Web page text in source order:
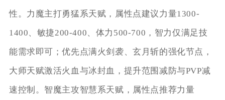
性。力魔主打勇猛系天赋，属性点建议力量1300-
1400、敏捷200-400、体力500-700，智力仅满足技
能需求即可；优先点满火剑袭、玄月斩的强化节点，
大师天赋激活火血与冰封血，提升范围减防与PVP减
速控制。智魔主攻智慧系天赋，属性点推荐力量